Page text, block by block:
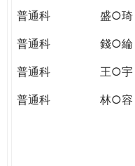
普通科
盛○琦
普通科
錢○綸
普通科
王○宇
普通科
林○容